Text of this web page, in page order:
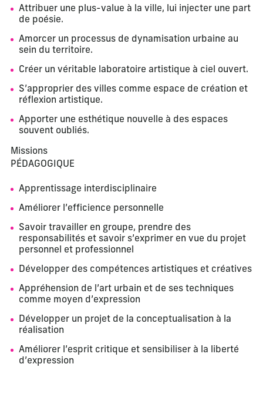
Attribuer une plus-value à la ville, lui injecter une part
de poésie.
Amorcer un processus de dynamisation urbaine au
sein du territoire.
Créer un véritable laboratoire artistique à ciel ouvert.
S’approprier des villes comme espace de création et
réflexion artistique.
Apporter une esthétique nouvelle à des espaces
souvent oubliés.
Missions
PÉDAGOGIQUE
Apprentissage interdisciplinaire
Améliorer l’efficience personnelle
Savoir travailler en groupe, prendre des
responsabilités et savoir s’exprimer en vue du projet
personnel et professionnel
Développer des compétences artistiques et créatives
Appréhension de l’art urbain et de ses techniques
comme moyen d’expression
Développer un projet de la conceptualisation à la
réalisation
Améliorer l’esprit critique et sensibiliser à la liberté
d’expression